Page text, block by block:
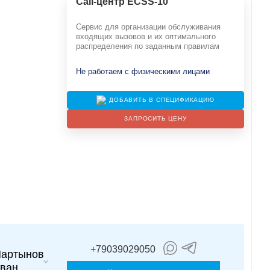
Сервис для организации обслуживания
входящих вызовов и их оптимального
распределения по заданным правилам
Не работаем с физическими лицами
ДОБАВИТЬ В СПЕЦИФИКАЦИЮ
ЗАПРОСИТЬ ЦЕНУ
+79039029050